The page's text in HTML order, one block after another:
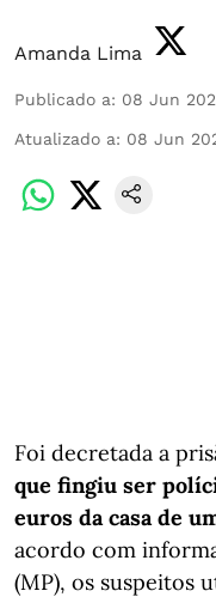
Amanda Lima
Publicado a: 08 Jun
Atualizado a: 08 Jun
Foi decretada a
que fingiu ser
euros da casa de
acordo com
(MP), os suspeitos